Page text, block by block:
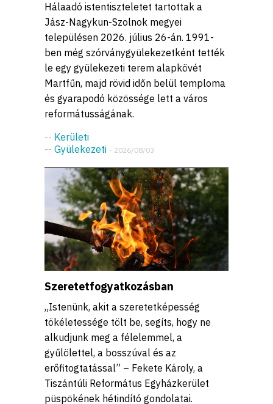
Hálaadó istentiszteletet tartottak a
Jász-Nagykun-Szolnok megyei
településen 2026. július 26-án. 1991-
ben még szórványgyülekezetként tették
le egy gyülekezeti terem alapkövét
Martfűn, majd rövid időn belül temploma
és gyarapodó közössége lett a város
reformátusságának.
-- Kerületi
-- Gyülekezeti - 2026/08/03
Szeretetfogyatkozásban
„Istenünk, akit a szeretetképesség
tökéletessége tölt be, segíts, hogy ne
alkudjunk meg a félelemmel, a
gyűlölettel, a bosszúval és az
erőfitogtatással” – Fekete Károly, a
Tiszántúli Református Egyházkerület
püspökének hétindító gondolatai.